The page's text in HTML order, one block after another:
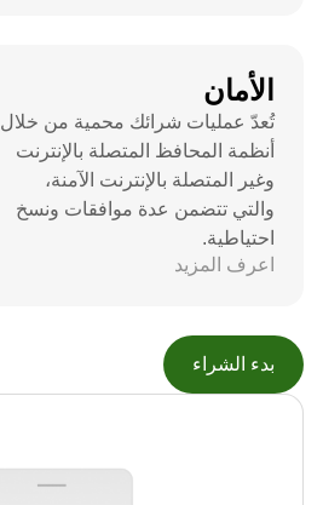
الأمان
تُعدّ عمليات شرائك محمية من خلال
أنظمة المحافظ المتصلة بالإنترنت
وغير المتصلة بالإنترنت الآمنة،
والتي تتضمن عدة موافقات ونسخ
احتياطية.
اعرف المزيد
بدء الشراء